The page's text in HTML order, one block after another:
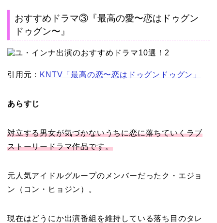
おすすめドラマ③『最高の愛〜恋はドゥグン
ドゥグン〜』
引用元： KNTV「最高の恋〜恋はドゥグンドゥグン」
あらすじ
対立する男女が気づかないうちに恋に落ちていくラブ
ストーリードラマ作品です。
元人気アイドルグループのメンバーだったク・エジョ
ン（コン・ヒョジン）。
現在はどうにか出演番組を維持している落ち目のタレ